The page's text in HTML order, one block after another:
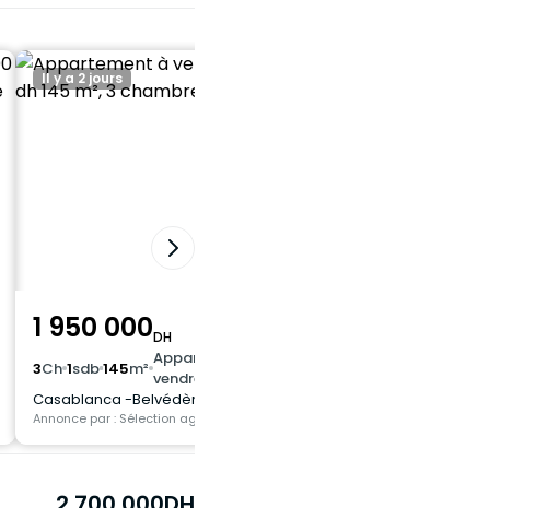
Il y a 2 jours
1 950 000DH
3Ch1sdb145m²Appartement à
vendre
Casablanca -Belvédère
Annonce par : Sélection agenz